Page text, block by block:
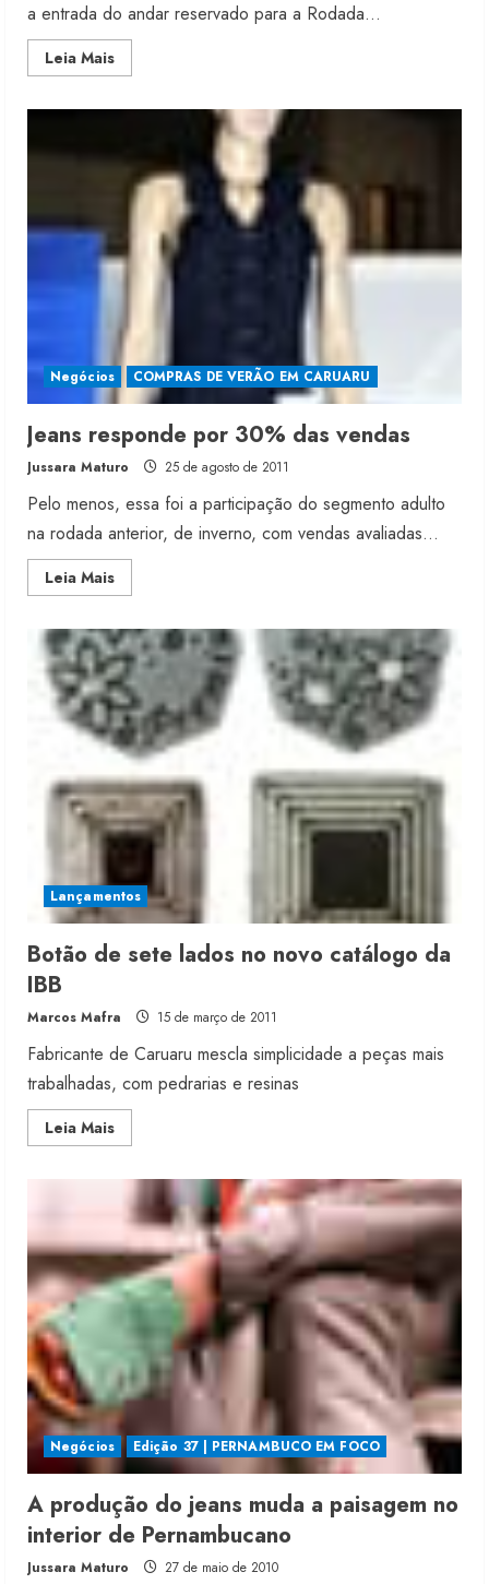
a entrada do andar reservado para a Rodada...
Leia MaisRead
more
transformados
roupas
Negócios COMPRAS DE VERÃO EM CARUARU
Jeans responde por 30% das vendas
Jussara Maturo 25 de agosto de 2011
Pelo menos, essa foi a participação do segmento adulto
na rodada anterior, de inverno, com vendas avaliadas...
Leia MaisRead
more
responde
por
30%
das
vendas
Lançamentos
Botão de sete lados no novo catálogo da
IBB
Marcos Mafra 15 de março de 2011
Fabricante de Caruaru mescla simplicidade a peças mais
trabalhadas, com pedrarias e resinas
Leia MaisRead
more
sete
lados
novo
catálogo
da
IBB
Negócios Edição 37 | PERNAMBUCO EM FOCO
A produção do jeans muda a paisagem no
interior de Pernambucano
Jussara Maturo 27 de maio de 2010
2
Renata Caixeta assume Movimento
Sou de Algodão
5 de agosto de 2026
Fakini prevê R$345 milhões de